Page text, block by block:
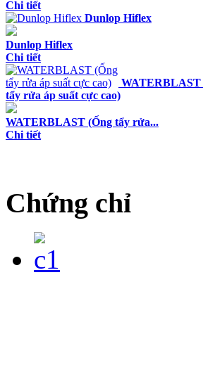
Chi tiết
Dunlop Hiflex
Dunlop Hiflex
Chi tiết
WATERBLAST
tẩy rửa áp suất cực cao)
WATERBLAST (Ống tẩy rửa...
Chi tiết
Chứng chỉ